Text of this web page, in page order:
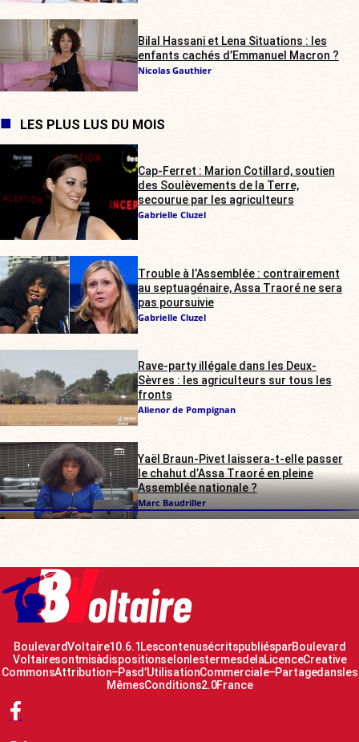
Bilal Hassani et Lena Situations : les
enfants cachés d’Emmanuel Macron ?
Nicolas Gauthier
LES PLUS LUS DU MOIS
Cap-Ferret : Marion Cotillard, soutien
des Soulèvements de la Terre,
secourue par les agriculteurs
Gabrielle Cluzel
Trouble à l’Assemblée : contrairement
au septuagénaire, Assa Traoré ne sera
pas poursuivie
Gabrielle Cluzel
Rave-party illégale dans les Deux-
Sèvres : les agriculteurs sur tous les
fronts
Alienor de Pompignan
Yaël Braun-Pivet laissera-t-elle passer
le chahut d’Assa Traoré en pleine
Assemblée nationale ?
Marc Baudriller
Boulevard Voltaire 10.6.1 Les contenus écrits publiés par Boulevard
Voltaire sont mis à disposition selon les termes de la Licence Creative
Commons Attribution – Pas d’Utilisation Commerciale – Partage dans les
Mêmes Conditions 2.0 France